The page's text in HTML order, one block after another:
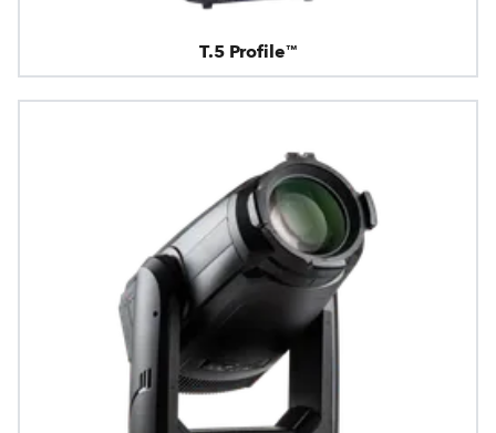
T.5 Profile™